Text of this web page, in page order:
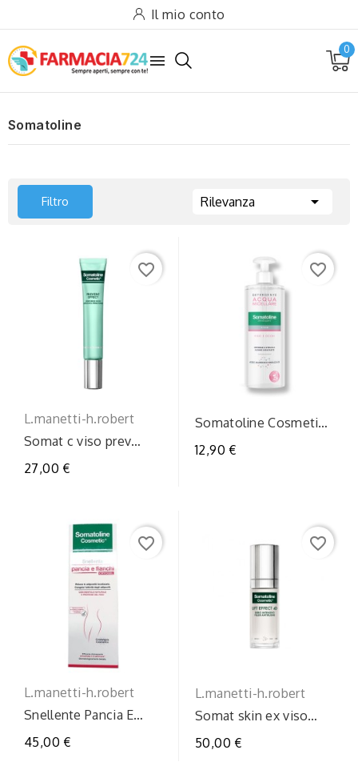
Il mio conto

0
Somatoline
Filtro Rilevanza 
favorite_border
L.manetti-h.robert
Somat c viso prev
27,00 €
favorite_border
Somatoline Cosmetic
400ml -...
12,90 €
favorite_border
L.manetti-h.robert
Snellente Pancia E
45,00 €
favorite_border
L.manetti-h.robert
Somat skin ex viso
50,00 €